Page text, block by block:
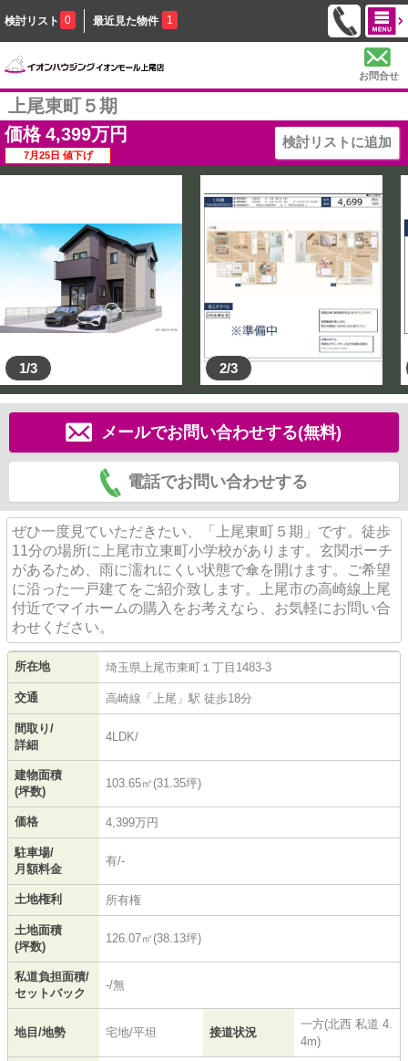
検討リスト 0 最近見た物件 1
お問合せ
上尾東町５期
価格 4,399万円
7月25日 値下げ
検討リストに追加
1/3 2/3
メールでお問い合わせする(無料)
電話でお問い合わせする
ぜひ一度見ていただきたい、「上尾東町５期」です。徒歩
11分の場所に上尾市立東町小学校があります。玄関ポーチ
があるため、雨に濡れにくい状態で傘を開けます。ご希望
に沿った一戸建てをご紹介致します。上尾市の高崎線上尾
付近でマイホームの購入をお考えなら、お気軽にお問い合
わせください。
所在地 埼玉県 上尾市東町 １丁目1483-3
交通 高崎線 「 上尾 」駅 徒歩18分
間取り/
詳細
4LDK/
建物面積
(坪数)
103.65㎡(31.35坪)
価格 4,399万円
駐車場/
月額料金
有/-
土地権利 所有権
土地面積
(坪数)
126.07㎡(38.13坪)
私道負担面積/
セットバック
-/無
地目/地勢 宅地/平坦 接道状況
一方(北西 私道 4.
4m)